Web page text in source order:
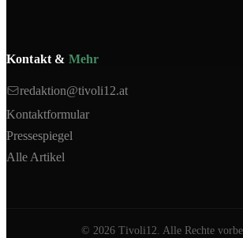
Kontakt & Mehr
redaktion@tivoli12.at
Kontaktformular
Pressespiegel
Alle Artikel
© 2026Tivoli12. Alle Rechte